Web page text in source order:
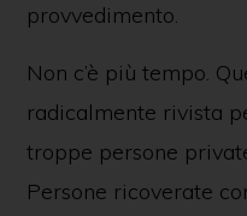
provvedimento.
Non c’è più tempo.
radicalmente rivista
troppe persone
Persone ricoverate